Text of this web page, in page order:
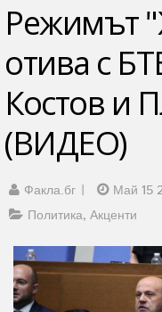
Режимът
отива с
Костов и
(ВИДЕО)
Факла.бг Май 15
Политика Акценти